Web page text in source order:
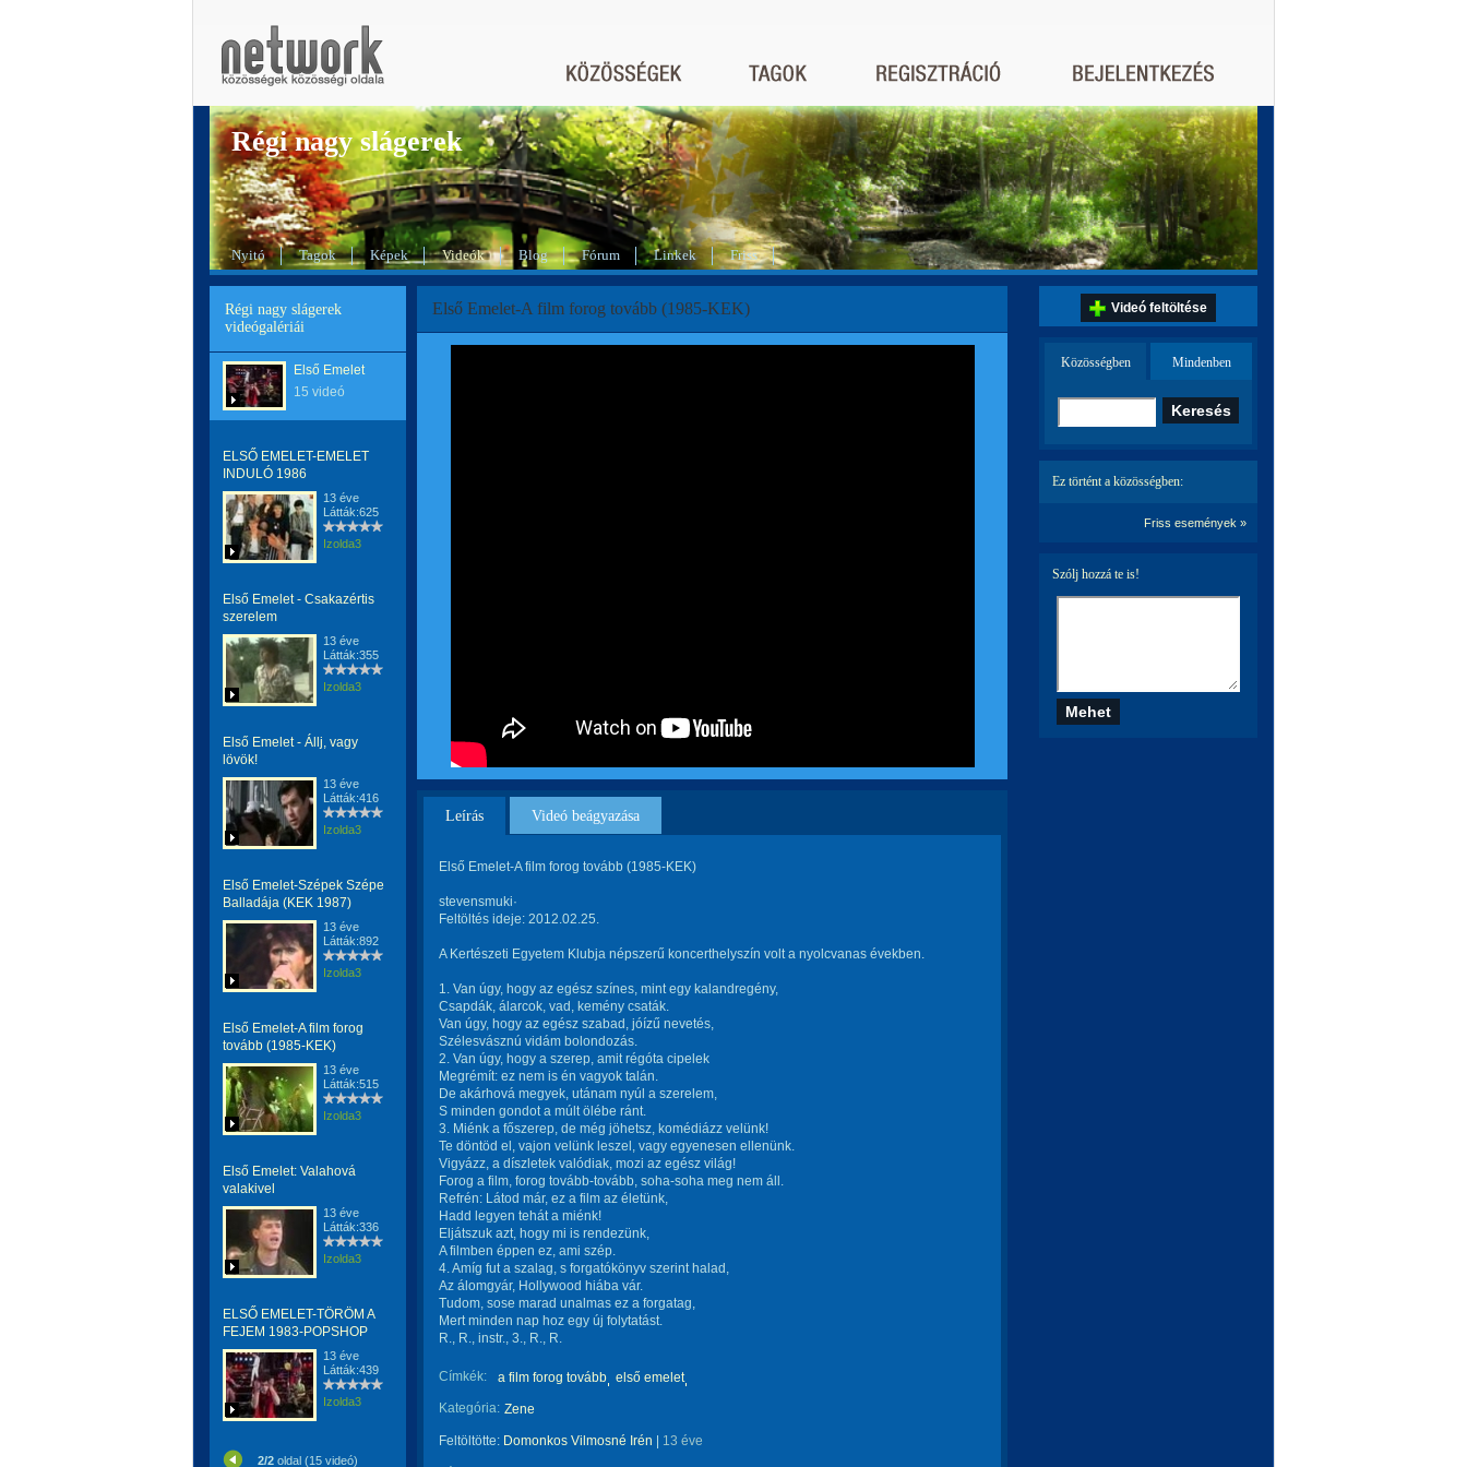
Régi nagy slágerek
Nyitó Tagok Képek Videók Blog Fórum Linkek Friss
Régi nagy slágerek
videógalériái
Első Emelet
15 videó
ELSŐ EMELET-EMELET
INDULÓ 1986
13 éve
Látták:625
Izolda3
Első Emelet - Csakazértis
szerelem
13 éve
Látták:355
Izolda3
Első Emelet - Állj, vagy
lövök!
13 éve
Látták:416
Izolda3
Első Emelet-Szépek Szépe
Balladája (KEK 1987)
13 éve
Látták:892
Izolda3
Első Emelet-A film forog
tovább (1985-KEK)
13 éve
Látták:515
Izolda3
Első Emelet: Valahová
valakivel
13 éve
Látták:336
Izolda3
ELSŐ EMELET-TÖRÖM A
FEJEM 1983-POPSHOP
13 éve
Látták:439
Izolda3
2/2 oldal (15 videó)
Első Emelet-A film forog tovább (1985-KEK)
Leírás Videó beágyazása
Első Emelet-A film forog tovább (1985-KEK)
stevensmuki·
Feltöltés ideje: 2012.02.25.
A Kertészeti Egyetem Klubja népszerű koncerthelyszín volt a nyolcvanas években.
1. Van úgy, hogy az egész színes, mint egy kalandregény,
Csapdák, álarcok, vad, kemény csaták.
Van úgy, hogy az egész szabad, jóízű nevetés,
Szélesvásznú vidám bolondozás.
2. Van úgy, hogy a szerep, amit régóta cipelek
Megrémít: ez nem is én vagyok talán.
De akárhová megyek, utánam nyúl a szerelem,
S minden gondot a múlt ölébe ránt.
3. Miénk a főszerep, de még jöhetsz, komédiázz velünk!
Te döntöd el, vajon velünk leszel, vagy egyenesen ellenünk.
Vigyázz, a díszletek valódiak, mozi az egész világ!
Forog a film, forog tovább-tovább, soha-soha meg nem áll.
Refrén: Látod már, ez a film az életünk,
Hadd legyen tehát a miénk!
Eljátszuk azt, hogy mi is rendezünk,
A filmben éppen ez, ami szép.
4. Amíg fut a szalag, s forgatókönyv szerint halad,
Az álomgyár, Hollywood hiába vár.
Tudom, sose marad unalmas ez a forgatag,
Mert minden nap hoz egy új folytatást.
R., R., instr., 3., R., R.
Címkék: a film forog tovább első emelet
Kategória: Zene
Feltöltötte: Domonkos Vilmosné Irén 13 éve
Videó feltöltése
Közösségben Mindenben
Ez történt a közösségben:
Friss események »
Szólj hozzá te is!